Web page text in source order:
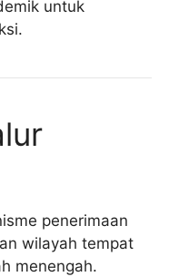
untuk
penerimaan
wilayah tempat
menengah.